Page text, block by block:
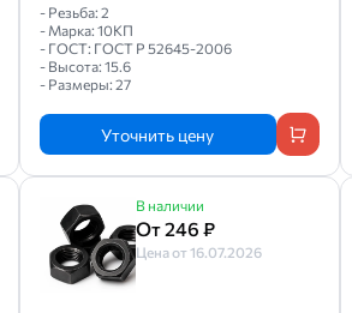
- Резьба: 2
- Марка: 10КП
- ГОСТ: ГОСТ Р 52645-2006
- Высота: 15.6
- Размеры: 27
Уточнить цену
В наличии
От 246 ₽
Цена от 16.07.2026